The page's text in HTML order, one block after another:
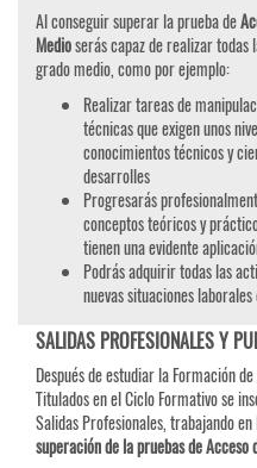
Al conseguir superar la prueba de
Medioserás capaz de realizar todas
grado medio, como por ejemplo:
Realizar tareas de
técnicas que exigen unos
conocimientos técnicos y
desarrolles
Progresarás
conceptos teóricos y
tienen una evidente
Podrás adquirir todas las
nuevas situaciones
SALIDAS PROFESIONALES Y
Después de estudiar la Formación
Titulados en el Ciclo Formativo se
Salidas Profesionales, trabajando
superación de la pruebas de Acceso